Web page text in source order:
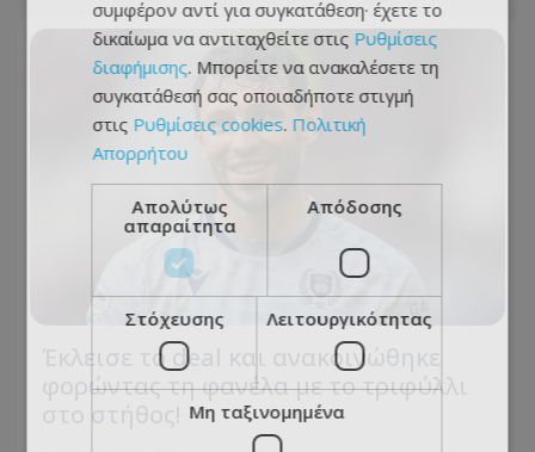
Έκλεισε το deal και ανακοινώθηκε
φορώντας τη φανέλα με το τριφύλλι
συμφέρον αντί για συγκατάθεση· έχετε το
δικαίωμα να αντιταχθείτε στις Ρυθμίσεις
διαφήμισης. Μπορείτε να ανακαλέσετε τη
συγκατάθεσή σας οποιαδήποτε στιγμή
στις Ρυθμίσεις cookies. Πολιτική
Απορρήτου
Απολύτως
απαραίτητα
Απόδοσης
Στόχευσης Λειτουργικότητας
Μη ταξινομημένα